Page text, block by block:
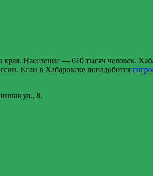
края. Население — 610 тысяч человек.
Если в Хабаровске понадобится
ул., 8.